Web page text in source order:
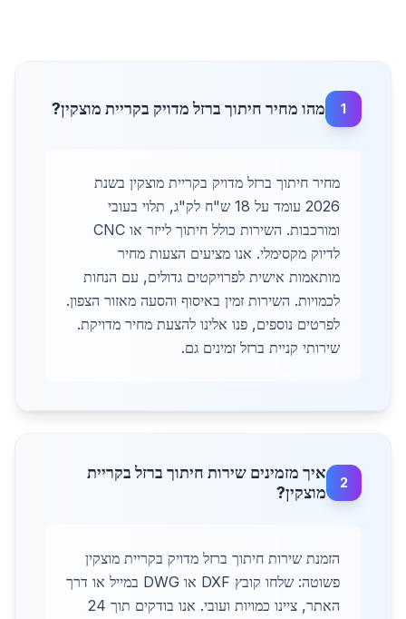
1 מהו מחיר חיתוך ברזל מדויק בקריית מוצקין?
מחיר חיתוך ברזל מדויק בקריית מוצקין בשנת
2026 עומד על 18 ש"ח לק"ג, תלוי בעובי
ומורכבות. השירות כולל חיתוך לייזר או CNC
לדיוק מקסימלי. אנו מציעים הצעות מחיר
מותאמות אישית לפרויקטים גדולים, עם הנחות
לכמויות. השירות זמין באיסוף והסעה מאזור הצפון.
לפרטים נוספים, פנו אלינו להצעת מחיר מדויקת.
שירותי קניית ברזל זמינים גם.
2
איך מזמינים שירות חיתוך ברזל בקריית
מוצקין?
הזמנת שירות חיתוך ברזל מדויק בקריית מוצקין
פשוטה: שלחו קובץ DXF או DWG במייל או דרך
האתר, ציינו כמויות ועובי. אנו בודקים תוך 24